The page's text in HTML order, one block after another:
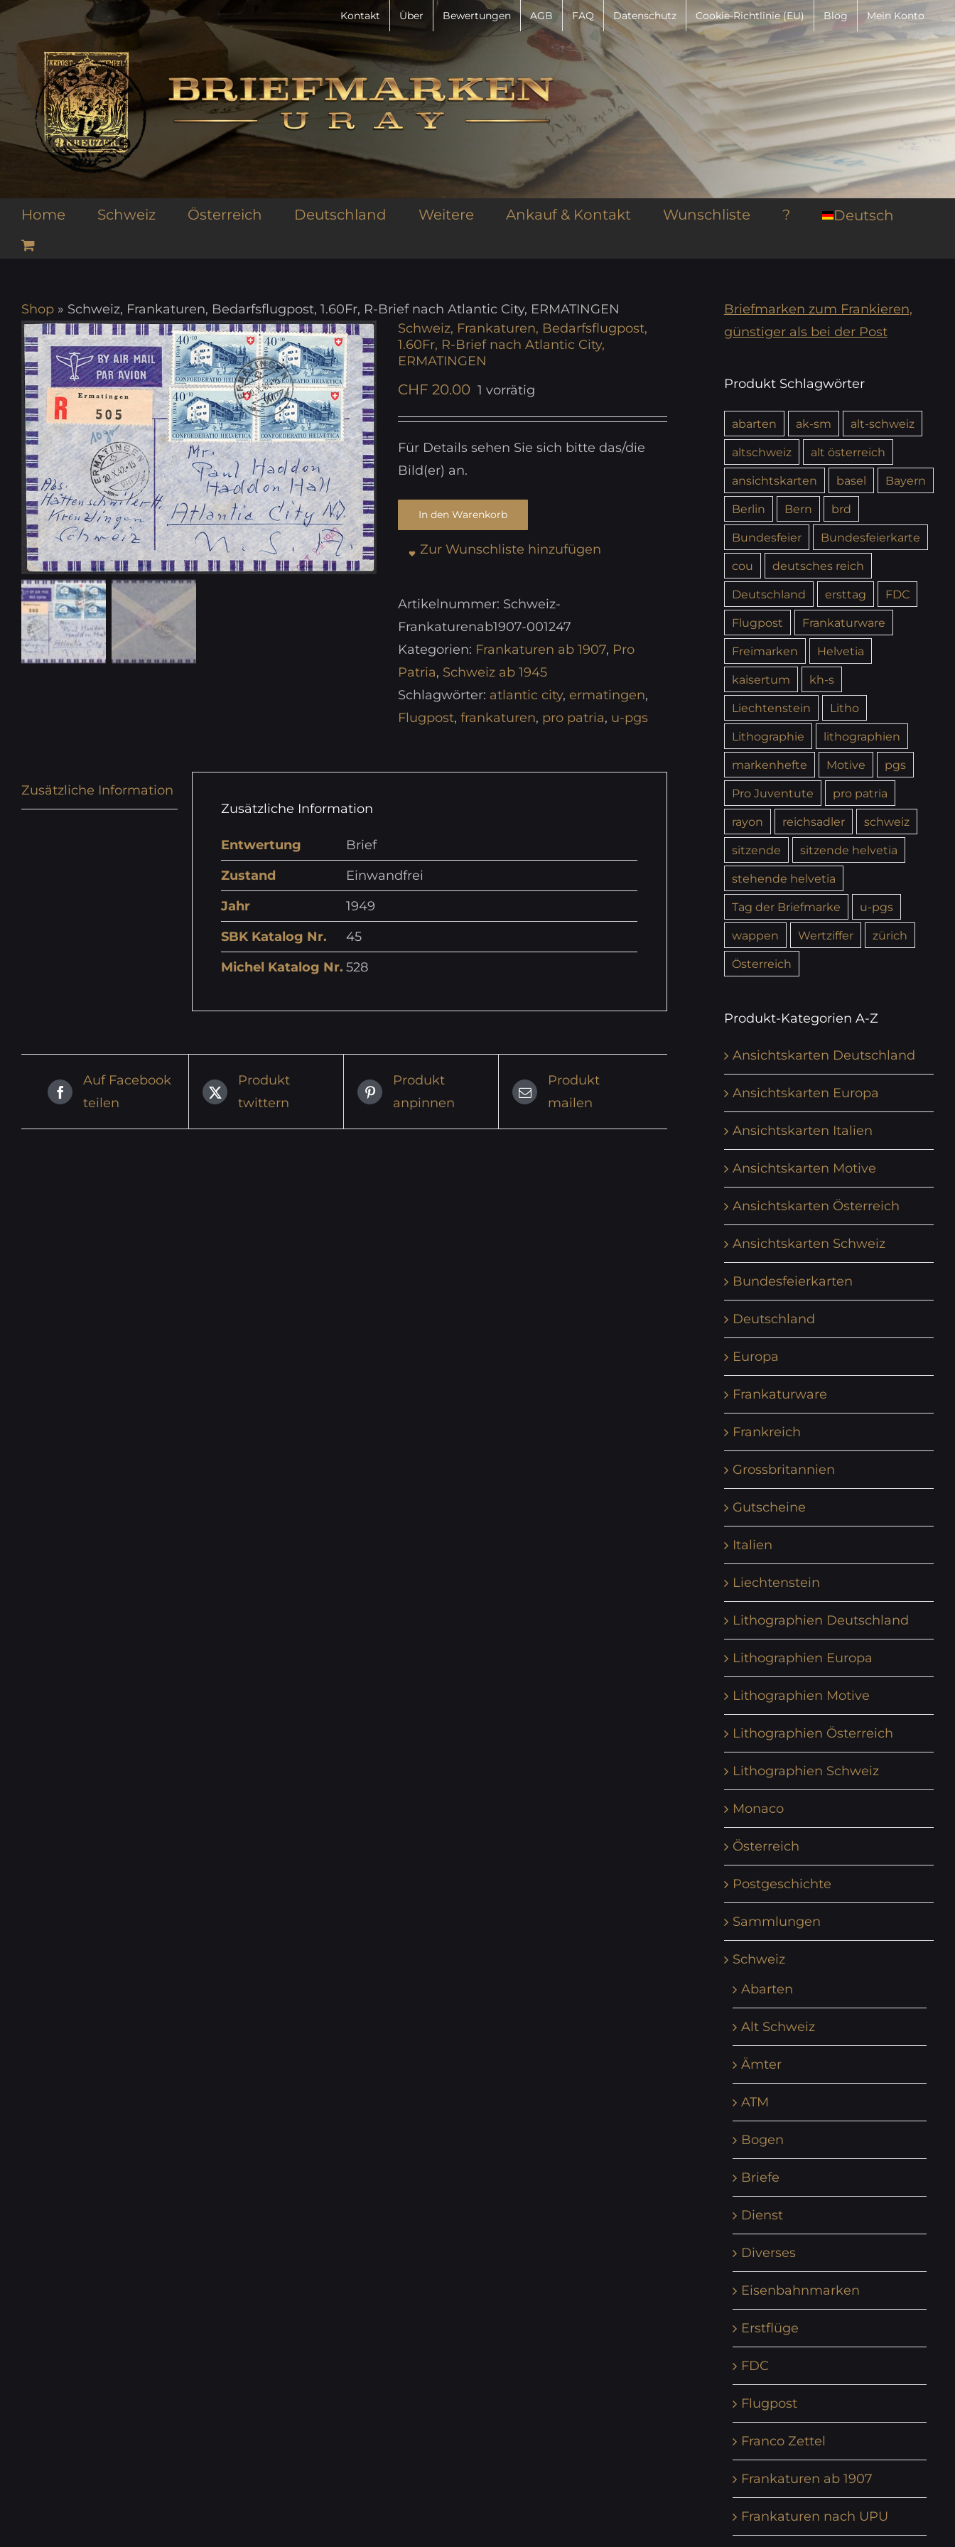
Zum
springen
Kontakt Über Bewertungen AGB FAQ Datenschutz Cookie-Richtlinie (EU) Blog Mein Konto
Home Schweiz Österreich Deutschland Weitere Ankauf & Kontakt Wunschliste ? Deutsch
Shop » Schweiz, Frankaturen, Bedarfsflugpost, 1.60Fr, R-Brief nach Atlantic City, ERMATINGEN
Schweiz, Frankaturen, Bedarfsflugpost,
1.60Fr, R-Brief nach Atlantic City,
ERMATINGEN
CHF 20.00 1 vorrätig
Für Details sehen Sie sich bitte das/die
Bild(er) an.
In den Warenkorb
Zur Wunschliste hinzufügen
Artikelnummer: Schweiz-
Frankaturenab1907-001247
Kategorien: Frankaturen ab 1907, Pro
Patria, Schweiz ab 1945
Schlagwörter: atlantic city, ermatingen,
Flugpost, frankaturen, pro patria, u-pgs
Zusätzliche Information
Zusätzliche Information
Entwertung
Brief
Zustand
Einwandfrei
Jahr
1949
SBK Katalog Nr.
45
Michel Katalog Nr. 528
Auf Facebook
teilen
Produkt
twittern
Produkt
anpinnen
Produkt
mailen
Briefmarken zum Frankieren,
günstiger als bei der Post
Produkt Schlagwörter
abarten ak-sm
alt-schweiz
altschweiz
alt österreich
ansichtskarten
basel
Bayern
Berlin
Bern
brd
Bundesfeier
Bundesfeierkarte
cou
deutsches reich
Deutschland
ersttag
FDC
Flugpost
Frankaturware
Freimarken
Helvetia
kaisertum
kh-s
Liechtenstein
Litho
Lithographie
lithographien
markenhefte
Motive
pgs
Pro Juventute
pro patria
rayon
reichsadler
schweiz
sitzende
sitzende helvetia
stehende helvetia
Tag der Briefmarke
u-pgs
wappen
Wertziffer
zürich
Österreich
Produkt-Kategorien A-Z
Ansichtskarten Deutschland
Ansichtskarten Europa
Ansichtskarten Italien
Ansichtskarten Motive
Ansichtskarten Österreich
Ansichtskarten Schweiz
Bundesfeierkarten
Deutschland
Europa
Frankaturware
Frankreich
Grossbritannien
Gutscheine
Italien
Liechtenstein
Lithographien Deutschland
Lithographien Europa
Lithographien Motive
Lithographien Österreich
Lithographien Schweiz
Monaco
Österreich
Postgeschichte
Sammlungen
Schweiz
Abarten
Alt Schweiz
Ämter
ATM
Bogen
Briefe
Dienst
Diverses
Eisenbahnmarken
Erstflüge
FDC
Flugpost
Franco Zettel
Frankaturen ab 1907
Frankaturen nach UPU